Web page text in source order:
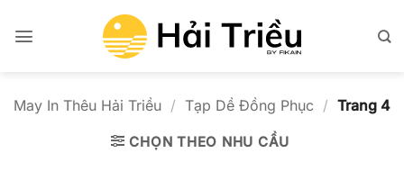
qua
May In Thêu Hải Triều / Tạp Dề Đồng Phục / Trang 4
CHỌN THEO NHU CẦU